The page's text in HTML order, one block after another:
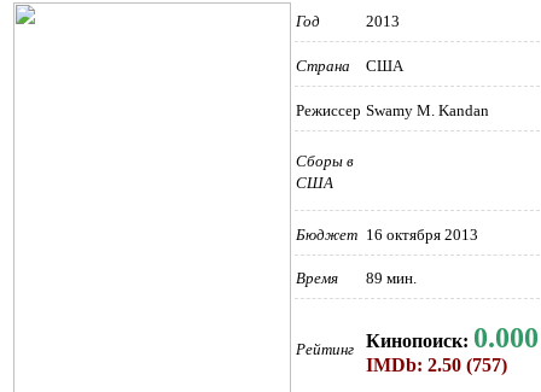
Год 2013
Страна США
Режиссер Swamy M. Kandan
Сборы в
США
Бюджет 16 октября 2013
Время 89 мин.
Рейтинг Кинопоиск: 0.000
IMDb: 2.50 (757)